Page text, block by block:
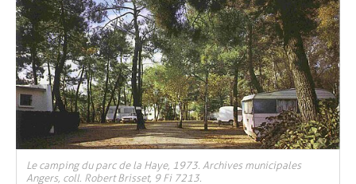
Le camping du parc de la Haye, 1973. Archives municipales
Angers, coll. Robert Brisset, 9 Fi 7213.